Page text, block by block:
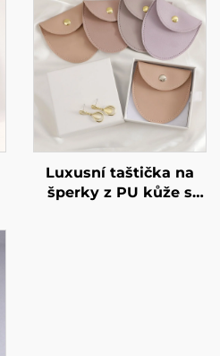
Luxusní taštička na
šperky z PU kůže s